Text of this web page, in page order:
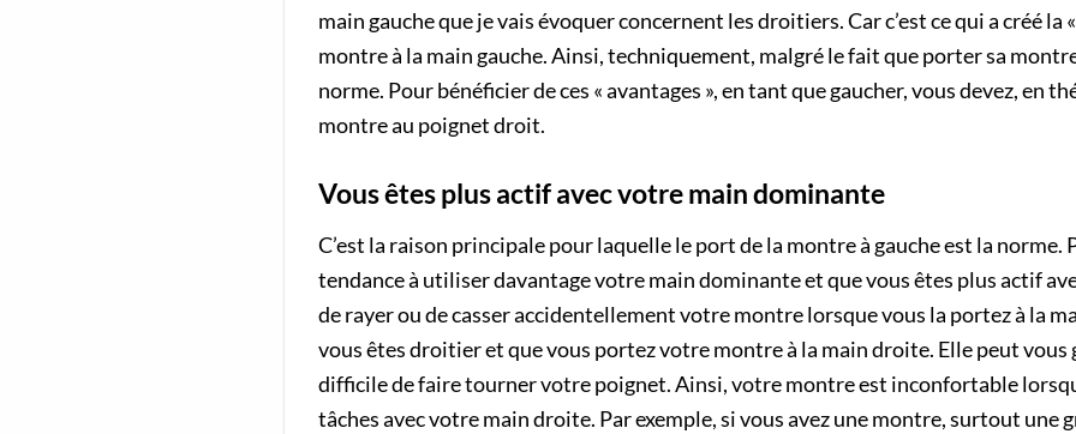
main gauche que je vais évoquer concernent les droitiers. Car c’est ce qui a créé la
montre à la main gauche. Ainsi, techniquement, malgré le fait que porter sa
norme. Pour bénéficier de ces « avantages », en tant que gaucher, vous devez, en
montre au poignet droit.
Vous êtes plus actif avec votre main dominante
C’est la raison principale pour laquelle le port de la montre à gauche est la norme.
tendance à utiliser davantage votre main dominante et que vous êtes plus actif
de rayer ou de casser accidentellement votre montre lorsque vous la portez à la
vous êtes droitier et que vous portez votre montre à la main droite. Elle peut vous
difficile de faire tourner votre poignet. Ainsi, votre montre est inconfortable
tâches avec votre main droite. Par exemple, si vous avez une montre, surtout une